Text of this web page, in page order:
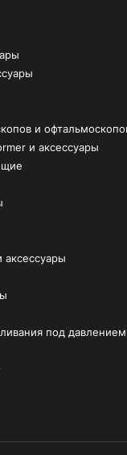
и
и аксессуары
аксессуары
под давлением